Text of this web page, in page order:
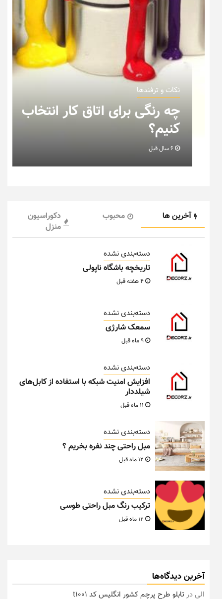
اتاق کار انتخاب
نکاتی که
خانه عروس
آخرین ها محبوب
دکوراسیون
منزل
دسته‌بندی نشده
تاریخچه باشگاه ناپولی
دسته‌بندی نشده
سمعک شارژی
دسته‌بندی نشده
افزایش امنیت شبکه با استفاده از کابل‌های
شیلددار
دسته‌بندی نشده
مبل راحتی چند نفره بخریم ؟
دسته‌بندی نشده
ترکیب رنگ مبل راحتی طوسی
آخرین دیدگاه‌ها
الیدرتابلو طرح پرچم کشور انگلیس کد t1001